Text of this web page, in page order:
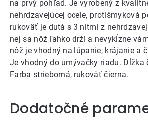
na prvý pohľad. Je vyrobený z
nehrdzavejúcej ocele, protišmyková
rukoväť je dutá s 3 nitmi z
nej sa nôž ľahko drží a nevykĺzne
nôž je vhodný na lúpanie, krájanie a
Je vhodný do umývačky riadu. Dĺžka
Farba strieborná, rukoväť čierna.
Dodatočné